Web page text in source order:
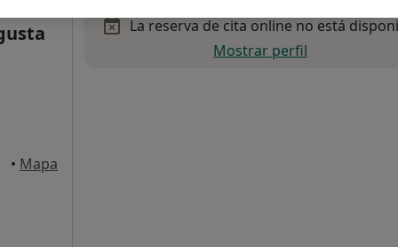
• Mapa
La reserva de cita online no está
Mostrar perfil